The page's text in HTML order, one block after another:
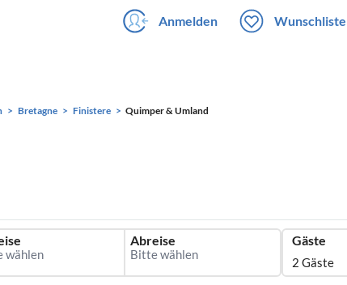
Anmelden
Bretagne Finistere Quimper & Umland
Abreise Gäste
2 Gäste